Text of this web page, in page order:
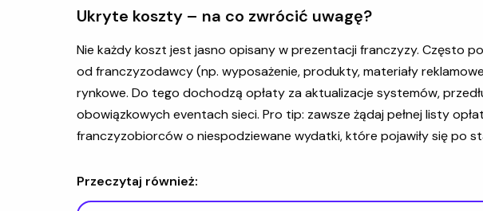
Ukryte koszty – na co zwrócić uwagę?
Nie każdy koszt jest jasno opisany w prezentacji franczyzy. Często
od franczyzodawcy (np. wyposażenie, produkty, materiały
rynkowe. Do tego dochodzą opłaty za aktualizacje systemów,
obowiązkowych eventach sieci. Pro tip: zawsze żądaj pełnej listy
franczyzobiorców o niespodziewane wydatki, które pojawiły się po
Przeczytaj również: